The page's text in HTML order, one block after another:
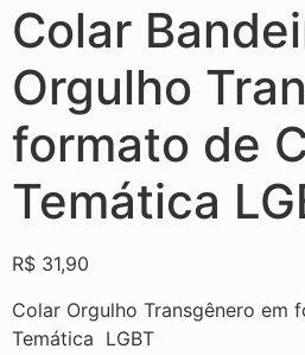
Colar
Orgulho
formato de
Temática
R$ 31,90
Colar Orgulho Transgênero em
Temática LGBT